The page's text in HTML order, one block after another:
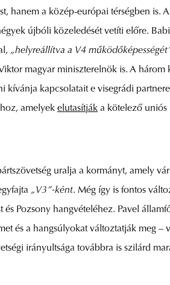
hanem a közép-európai térségben is.
újbóli közeledését vetíti előre.
„helyreállítva a V4
magyar miniszterelnök is. A
kívánja kapcsolatait e visegrádi
amelyek elutasítják a kötelező uniós
uralja a kormányt, amely
„V3”-ként. Még így is fontos
Pozsony hangvételéhez. Pavel
és a hangsúlyokat változtatják meg
irányultsága továbbra is szilárd